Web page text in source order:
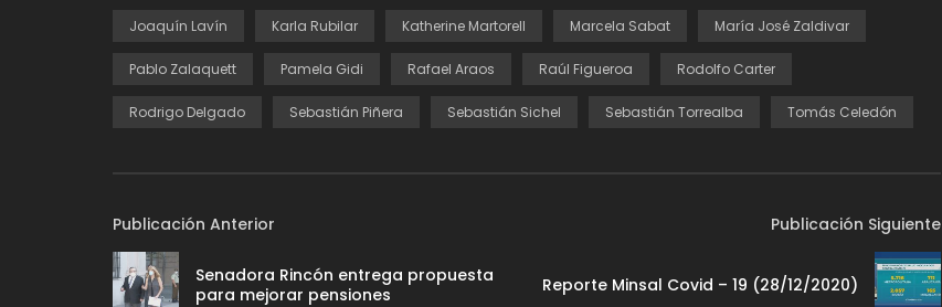
Joaquín Lavín Karla Rubilar Katherine Martorell Marcela Sabat María José Zaldivar
Pablo Zalaquett Pamela Gidi Rafael Araos Raúl Figueroa Rodolfo Carter
Rodrigo Delgado Sebastián Piñera Sebastián Sichel Sebastián Torrealba Tomás Celedón
Publicación Anterior
Senadora Rincón entrega propuesta
para mejorar pensiones
Publicación Siguiente
Reporte Minsal Covid – 19 (28/12/2020)